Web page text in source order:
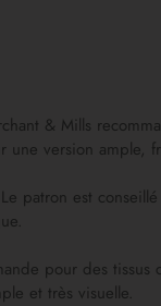
& Mills
version ample,
patron est
pour des
et très visuelle.